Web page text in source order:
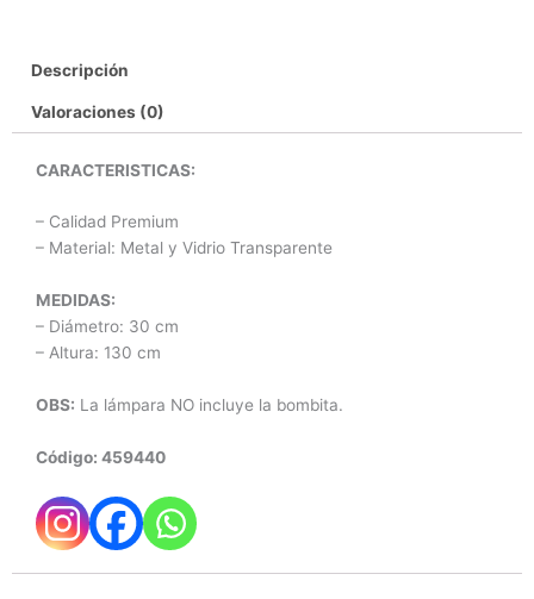
Descripción
Valoraciones (0)
CARACTERISTICAS:
– Calidad Premium
– Material: Metal y Vidrio Transparente
MEDIDAS:
– Diámetro: 30 cm
– Altura: 130 cm
OBS: La lámpara NO incluye la bombita.
Código: 459440